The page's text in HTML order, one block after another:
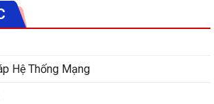
Hệ Thống Mạng